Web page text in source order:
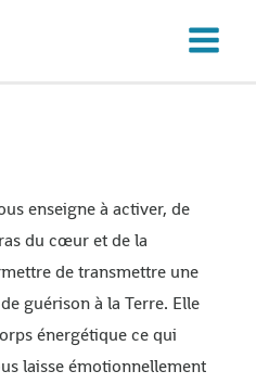
enseigne à activer, de
du cœur et de la
de transmettre une
guérison à la Terre. Elle
énergétique ce qui
laisse émotionnellement